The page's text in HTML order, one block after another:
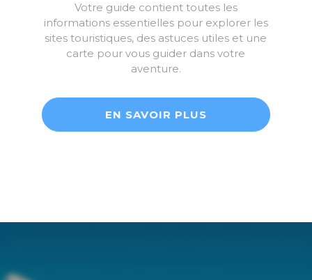
Votre guide contient toutes les
informations essentielles pour explorer les
sites touristiques, des astuces utiles et une
carte pour vous guider dans votre
aventure.
EN SAVOIR PLUS